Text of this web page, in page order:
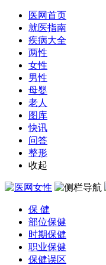
医网首页
就医指南
疾病大全
两性
女性
男性
母婴
老人
图库
快讯
问答
整形
收起
保 健
部位保健
时期保健
职业保健
保健误区